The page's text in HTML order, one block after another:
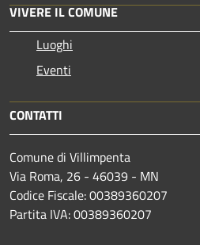
VIVERE IL COMUNE
Luoghi
Eventi
CONTATTI
Comune di Villimpenta
Via Roma, 26 - 46039 - MN
Codice Fiscale: 00389360207
Partita IVA: 00389360207